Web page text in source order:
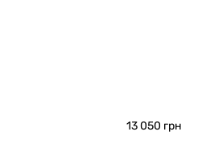
13 050 грн